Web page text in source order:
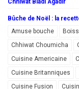
Bûche de Noël : la
Amuse bouche
Chhiwat Choumicha
Cuisine Americaine
Cuisine Britanniques
Cuisine Fusion